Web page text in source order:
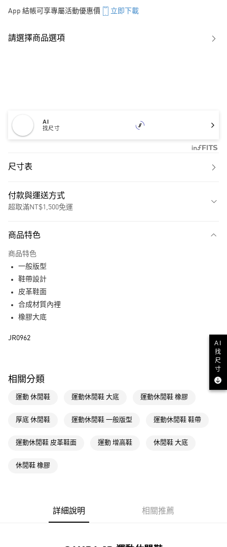
App 結帳可享專屬活動優惠價 立即下載
請選擇商品選項
AI
找尺寸
尺寸表
付款與運送方式
超取滿NT$1,500免運
LINE Pay
全家取貨付款
付款後全家取貨
每筆NT$80，滿NT$1,500(含以上)免運費
付款後萊爾富取貨
7-11取貨付款
每筆NT$80，滿NT$1,500(含以上)免運費
商品特色
商品特色
一般版型
鞋帶設計
皮革鞋面
合成材質內裡
橡膠大底
JR0962
相關分類
運動 休閒鞋 運動休閒鞋 大底 運動休閒鞋 橡膠
厚底 休閒鞋 運動休閒鞋 一般版型 運動休閒鞋 鞋帶
運動休閒鞋 皮革鞋面 運動 增高鞋 休閒鞋 大底
休閒鞋 橡膠
詳細說明 相關推薦
AI
找
尺
寸